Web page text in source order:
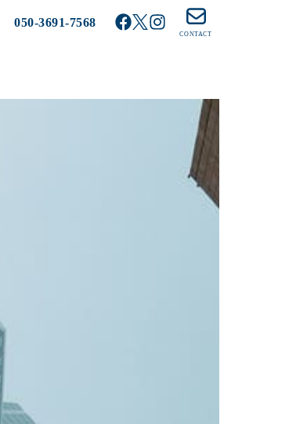
050-3691-7568
CONTACT